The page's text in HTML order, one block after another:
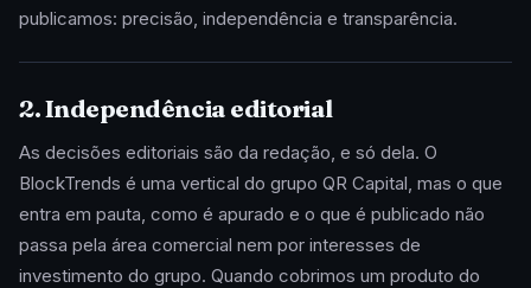
publicamos: precisão, independência e transparência.
2. Independência editorial
As decisões editoriais são da redação, e só dela. O
BlockTrends é uma vertical do grupo QR Capital, mas o que
entra em pauta, como é apurado e o que é publicado não
passa pela área comercial nem por interesses de
investimento do grupo. Quando cobrimos um produto do